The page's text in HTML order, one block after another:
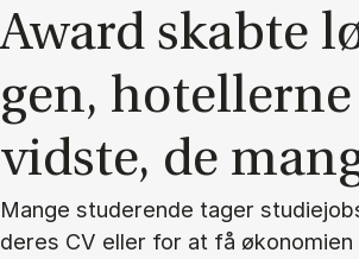
Award skab­te
gen,
vid­ste, de
Mange studerende tager
deres CV eller for at få